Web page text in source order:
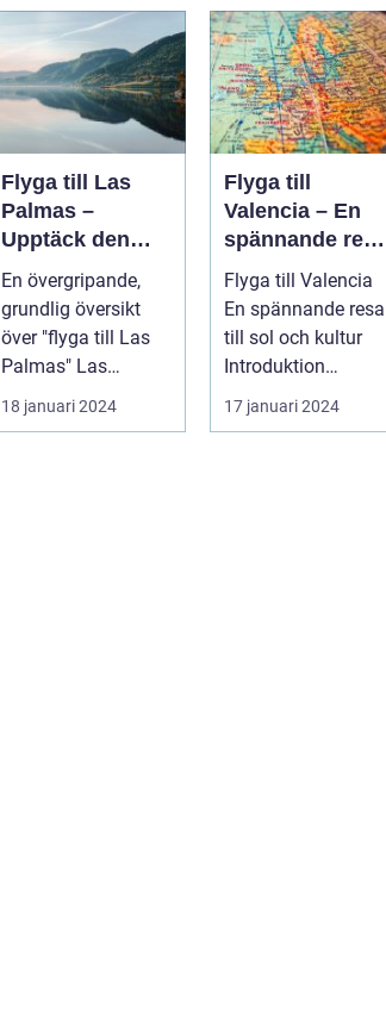
Flyga till Las
Palmas –
Upptäck den
underbara ön
Gran Canaria
En övergripande,
grundlig översikt
över "flyga till Las
Palmas" Las
Palmas är
huvudstaden på
18 januari 2024
Flyga till
Valencia – En
spännande resa
till sol och
kultur
Flyga till Valencia
En spännande resa
till sol och kultur
Introduktion
Valencia, beläget
längs Sp...
17 januari 2024